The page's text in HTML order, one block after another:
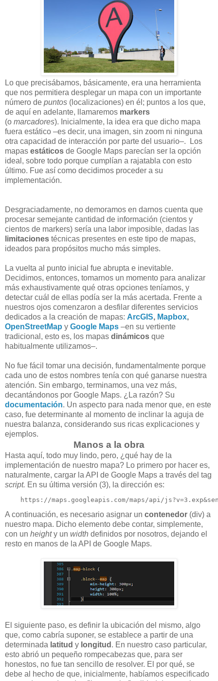
Lo que precisábamos, básicamente, era una herramienta
que nos permitiera desplegar un mapa con un importante
número de puntos (localizaciones) en él; puntos a los que,
de aquí en adelante, llamaremos markers
(o marcadores). Inicialmente, la idea era que dicho mapa
fuera estático –es decir, una imagen, sin zoom ni ninguna
otra capacidad de interacción por parte del usuario–. Los
mapas estáticos de Google Maps parecían ser la opción
ideal, sobre todo porque cumplían a rajatabla con esto
último. Fue así como decidimos proceder a su
implementación.
Desgraciadamente, no demoramos en darnos cuenta que
procesar semejante cantidad de información (cientos y
cientos de markers) sería una labor imposible, dadas las
limitaciones técnicas presentes en este tipo de mapas,
ideados para propósitos mucho más simples.
La vuelta al punto inicial fue abrupta e inevitable.
Decidimos, entonces, tomarnos un momento para analizar
más exhaustivamente qué otras opciones teníamos, y
detectar cuál de ellas podía ser la más acertada. Frente a
nuestros ojos comenzaron a desfilar diferentes servicios
dedicados a la creación de mapas: ArcGIS, Mapbox,
OpenStreetMap y Google Maps –en su vertiente
tradicional, esto es, los mapas dinámicos que
habitualmente utilizamos–.
No fue fácil tomar una decisión, fundamentalmente porque
cada uno de estos nombres tenía con qué ganarse nuestra
atención. Sin embargo, terminamos, una vez más,
decantándonos por Google Maps. ¿La razón? Su
documentación. Un aspecto para nada menor que, en este
caso, fue determinante al momento de inclinar la aguja de
nuestra balanza, considerando sus ricas explicaciones y
ejemplos.
Manos a la obra
Hasta aquí, todo muy lindo, pero, ¿qué hay de la
implementación de nuestro mapa? Lo primero por hacer es,
naturalmente, cargar la API de Google Maps a través del tag
script. En su última versión (3), la dirección es:
https://maps.googleapis.com/maps/api/
A continuación, es necesario asignar un contenedor (div) a
nuestro mapa. Dicho elemento debe contar, simplemente,
con un heighty un width definidos por nosotros, dejando el
resto en manos de la API de Google Maps.
El siguiente paso, es definir la ubicación del mismo, algo
que, como cabría suponer, se establece a partir de una
determinada latitud y longitud . En nuestro caso particular,
esto abrió un pequeño rompecabezas que, para ser
honestos, no fue tan sencillo de resolver. El por qué, se
debe al hecho de que, inicialmente, habíamos especificado